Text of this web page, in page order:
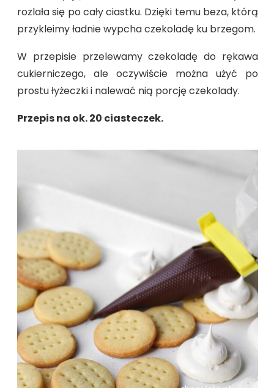
rozlała się po cały ciastku. Dzięki temu beza, którą
przykleimy ładnie wypcha czekoladę ku brzegom.
W przepisie przelewamy czekoladę do rękawa
cukierniczego, ale oczywiście można użyć po
prostu łyżeczki i nalewać nią porcję czekolady.
Przepis na ok. 20 ciasteczek.